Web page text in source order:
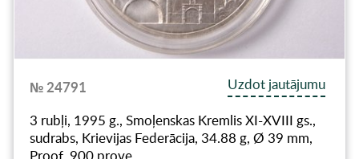
№ 24791
Uzdot jautājumu
3 rubļi, 1995 g., Smoļenskas Kremlis XI-XVIII gs.,
sudrabs, Krievijas Federācija, 34.88 g, Ø 39 mm,